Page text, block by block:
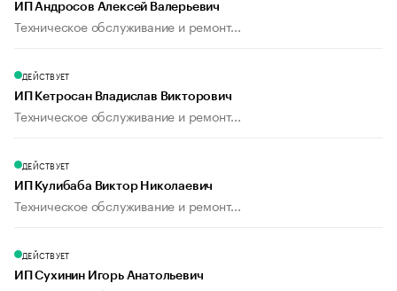
ИП Андросов Алексей Валерьевич
Техническое обслуживание и ремонт...
ДЕЙСТВУЕТ
ИП Кетросан Владислав Викторович
Техническое обслуживание и ремонт...
ДЕЙСТВУЕТ
ИП Кулибаба Виктор Николаевич
Техническое обслуживание и ремонт...
ДЕЙСТВУЕТ
ИП Сухинин Игорь Анатольевич